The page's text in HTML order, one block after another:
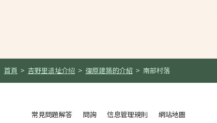
首頁 吉野里遗址介绍 復原建築的介紹 南部村落
常見問題解答 問詢 信息管理規則 網站地圖